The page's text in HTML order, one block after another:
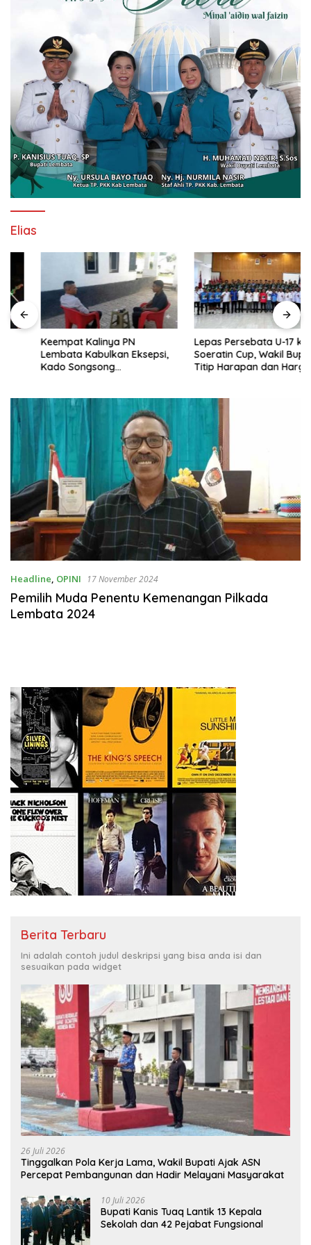
Elias
Keempat Kalinya PN
Lembata Kabulkan Eksepsi,
Kado Songsong
Lepas Persebata U-17 ke
Soeratin Cup, Wakil Bupati
Titip Harapan dan Harga Diri
Headline, OPINI 17 November 2024
Pemilih Muda Penentu Kemenangan Pilkada
Lembata 2024
Berita Terbaru
Ini adalah contoh judul deskripsi yang bisa anda isi dan
sesuaikan pada widget
26 Juli 2026
Tinggalkan Pola Kerja Lama, Wakil Bupati Ajak ASN
Percepat Pembangunan dan Hadir Melayani Masyarakat
10 Juli 2026
Bupati Kanis Tuaq Lantik 13 Kepala
Sekolah dan 42 Pejabat Fungsional